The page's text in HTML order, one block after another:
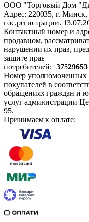
ООО "Торговый Дом
Адрес: 220035, г.
гос.регистрации:
Контактный номер и
продавцом,
нарушении их прав,
защите прав
потребителей:
Номер уполномоченных
покупателей в
обращениях граждан и
услуг администрации
95.
Принимаем к оплате: